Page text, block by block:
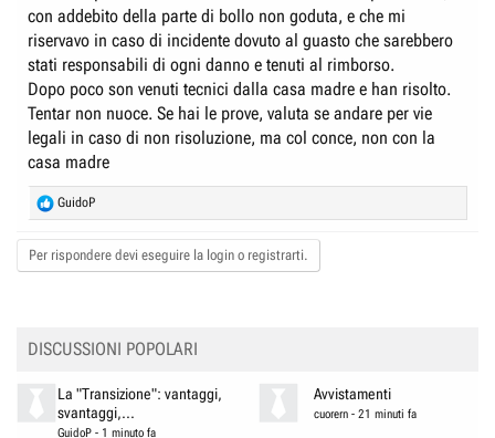
con addebito della parte di bollo non goduta, e che mi
riservavo in caso di incidente dovuto al guasto che sarebbero
stati responsabili di ogni danno e tenuti al rimborso.
Dopo poco son venuti tecnici dalla casa madre e han risolto.
Tentar non nuoce. Se hai le prove, valuta se andare per vie
legali in caso di non risoluzione, ma col conce, non con la
casa madre
R
e
a
c
t
s
GuidoP
Per rispondere devi eseguire la login o registrarti.
DISCUSSIONI POPOLARI
La "Transizione": vantaggi,
svantaggi,...
GuidoP- 1 minuto fa
Avvistamenti
cuorern - 21 minuti fa